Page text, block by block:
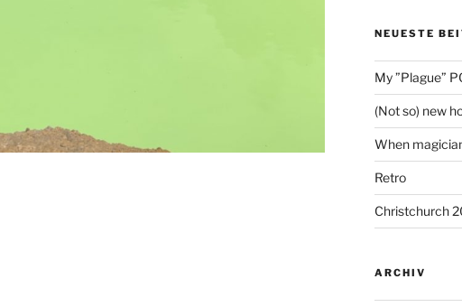
NEUESTE
My ”Plague”
(Not so) new
When
Retro
Christchurch
ARCHIV